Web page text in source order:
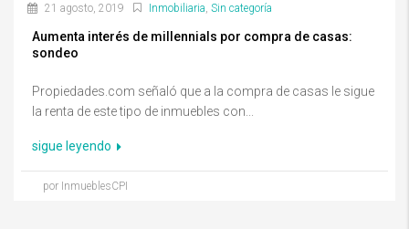
21 agosto, 2019 Inmobiliaria, Sin categoría
Aumenta interés de millennials por compra de casas:
sondeo
Propiedades.com señaló que a la compra de casas le sigue
la renta de este tipo de inmuebles con...
sigue leyendo
por InmueblesCPI